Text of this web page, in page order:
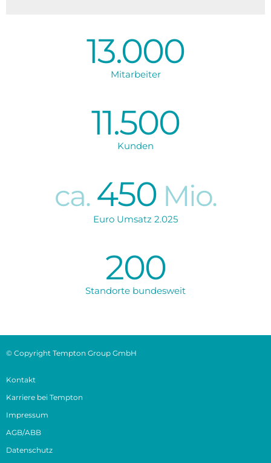
13.000
Mitarbeiter
11.500
Kunden
ca. 450 Mio.
Euro Umsatz 2.025
200
Standorte bundesweit
© Copyright Tempton Group GmbH
Kontakt
Karriere bei Tempton
Impressum
AGB/ABB
Datenschutz